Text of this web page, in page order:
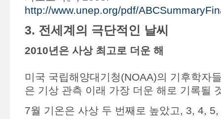
http://www.unep.org/pdf/
3. 전세계의 극단적인 날씨
2010년은 사상 최고로 더운 해
미국 국립해양대기청(NOAA)의 기후학자
은 기상 관측 이래 가장 더운 해로 기록될
7월 기온은 사상 두 번째로 높았고, 3, 4,